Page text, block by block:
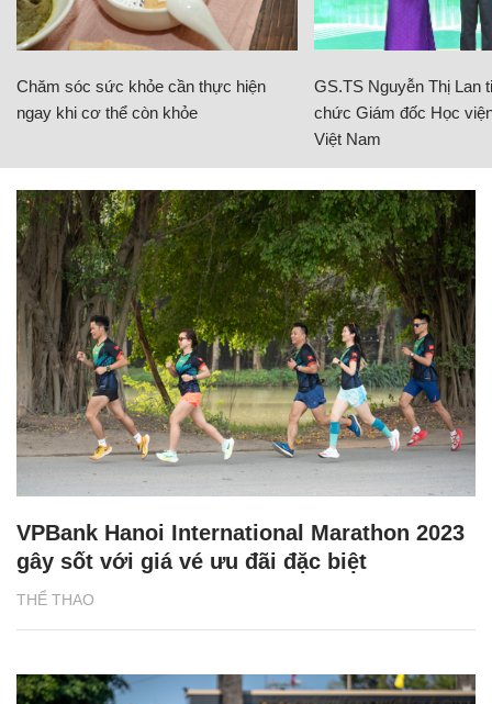
Chăm sóc sức khỏe cần thực hiện
ngay khi cơ thể còn khỏe
GS.TS Nguyễn Thị Lan
chức Giám đốc Học
Việt Nam
THỂ THAO
VPBank Hanoi International Marathon 2023
gây sốt với giá vé ưu đãi đặc biệt